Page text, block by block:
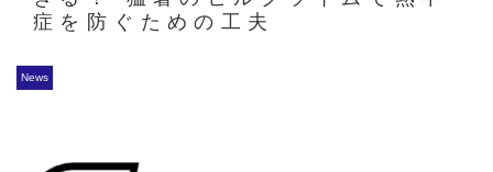
症を防ぐための工夫
News